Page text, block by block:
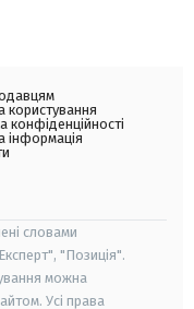
користування
конфіденційності
інформація
словами
"Позиція".
можна
Усі права